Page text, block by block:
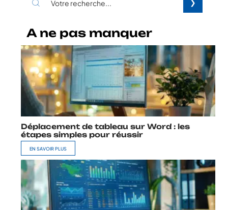
A ne pas manquer
Déplacement de tableau sur Word : les
étapes simples pour réussir
EN SAVOIR PLUS